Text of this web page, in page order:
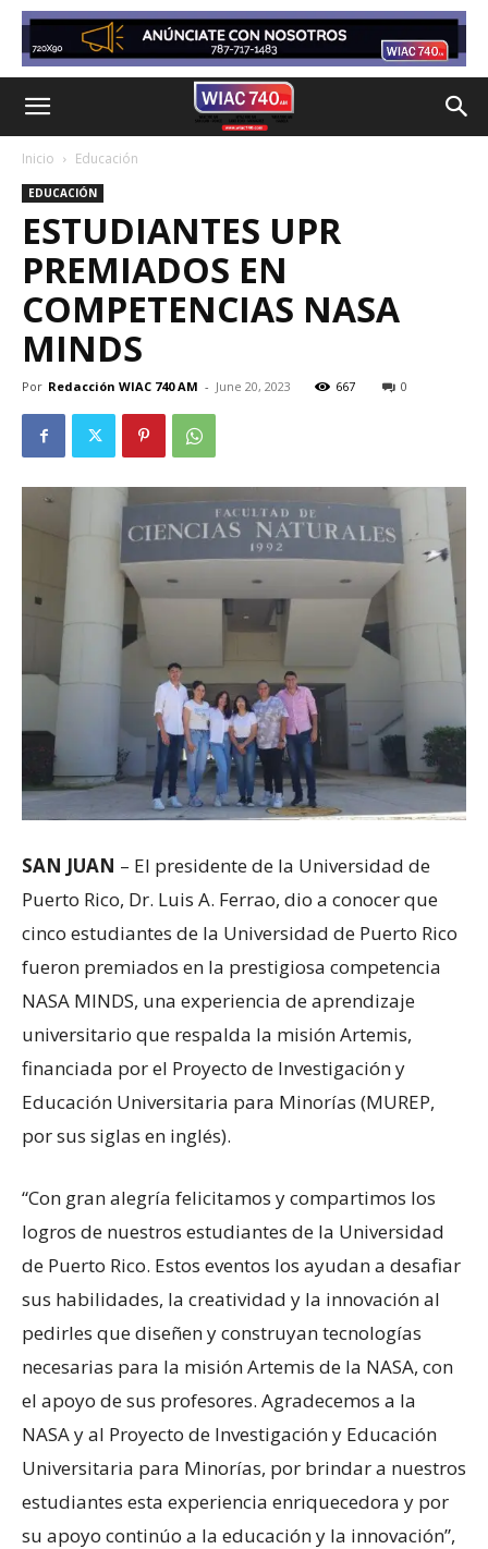
Inicio Educación
EDUCACIÓN
ESTUDIANTES UPR
PREMIADOS EN
COMPETENCIAS NASA
MINDS
Por Redacción WIAC 740 AM - June 20, 2023 667 0
SAN JUAN – El presidente de la Universidad de
Puerto Rico, Dr. Luis A. Ferrao, dio a conocer que
cinco estudiantes de la Universidad de Puerto Rico
fueron premiados en la prestigiosa competencia
NASA MINDS, una experiencia de aprendizaje
universitario que respalda la misión Artemis,
financiada por el Proyecto de Investigación y
Educación Universitaria para Minorías (MUREP,
por sus siglas en inglés).
“Con gran alegría felicitamos y compartimos los
logros de nuestros estudiantes de la Universidad
de Puerto Rico. Estos eventos los ayudan a desafiar
sus habilidades, la creatividad y la innovación al
pedirles que diseñen y construyan tecnologías
necesarias para la misión Artemis de la NASA, con
el apoyo de sus profesores. Agradecemos a la
NASA y al Proyecto de Investigación y Educación
Universitaria para Minorías, por brindar a nuestros
estudiantes esta experiencia enriquecedora y por
su apoyo continúo a la educación y la innovación”,